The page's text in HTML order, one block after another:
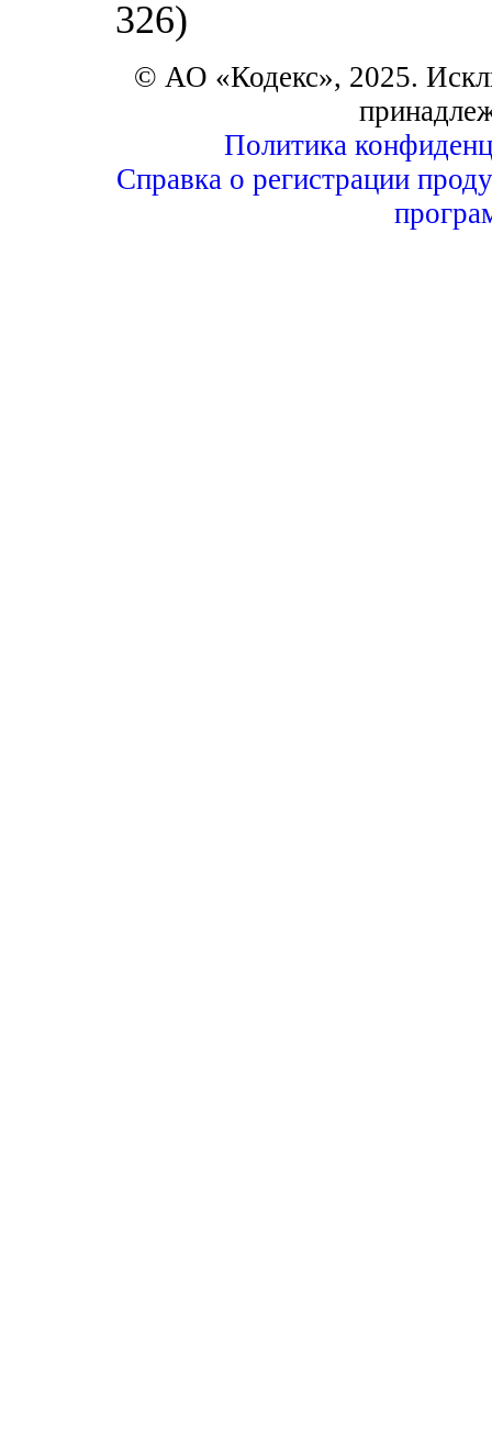
326)
© АО «Кодекс», 2025.
Политика
Справка о регистрации